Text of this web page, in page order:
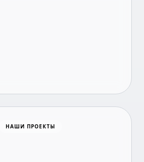
НАШИ ПРОЕКТЫ